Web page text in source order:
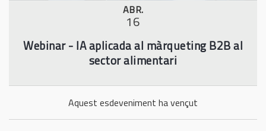
ABR.
16
Webinar - IA aplicada al màrqueting B2B al
sector alimentari
Aquest esdeveniment ha vençut